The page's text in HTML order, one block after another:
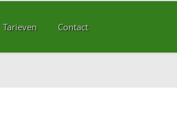
Tarieven Contact